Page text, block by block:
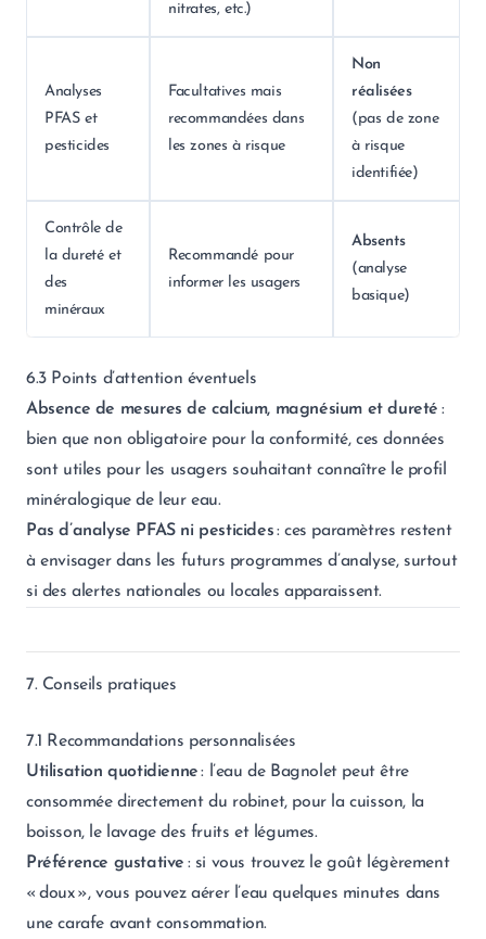
nitrates, etc.)
Analyses
PFAS et
pesticides
Facultatives mais
recommandées dans
les zones à risque
Non
réalisées
(pas de zone
à risque
identifiée)
Contrôle de
la dureté et
des
minéraux
Recommandé pour
informer les usagers
Absents
(analyse
basique)
6.3 Points d’attention éventuels
Absence de mesures de calcium, magnésium et dureté :
bien que non obligatoire pour la conformité, ces données
sont utiles pour les usagers souhaitant connaître le profil
minéralogique de leur eau.
Pas d’analyse PFAS ni pesticides: ces paramètres restent
à envisager dans les futurs programmes d’analyse, surtout
si des alertes nationales ou locales apparaissent.
7. Conseils pratiques
7.1 Recommandations personnalisées
Utilisation quotidienne: l’eau de Bagnolet peut être
consommée directement du robinet, pour la cuisson, la
boisson, le lavage des fruits et légumes.
Préférence gustative : si vous trouvez le goût légèrement
« doux », vous pouvez aérer l’eau quelques minutes dans
une carafe avant consommation.